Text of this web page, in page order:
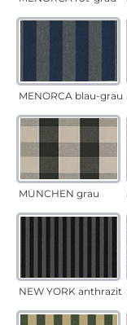
MENORCA blau-grau
MÜNCHEN grau
NEW YORK anthrazit